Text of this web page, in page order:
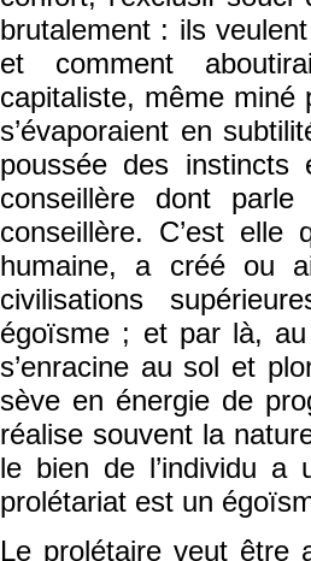
brutalement : ils
et comment
capitaliste, même miné
s’évaporaient en
poussée des instincts
conseillère dont
conseillère. C’est elle
humaine, a créé ou
civilisations
égoïsme ; et par là,
s’enracine au sol et
sève en énergie de
réalise souvent la
le bien de l’individu a
prolétariat est un
Le prolétaire veut être